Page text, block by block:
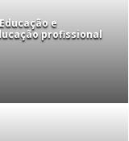
e
profissional